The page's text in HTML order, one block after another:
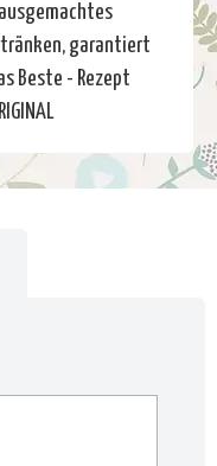
garantiert
Beste - Rezept